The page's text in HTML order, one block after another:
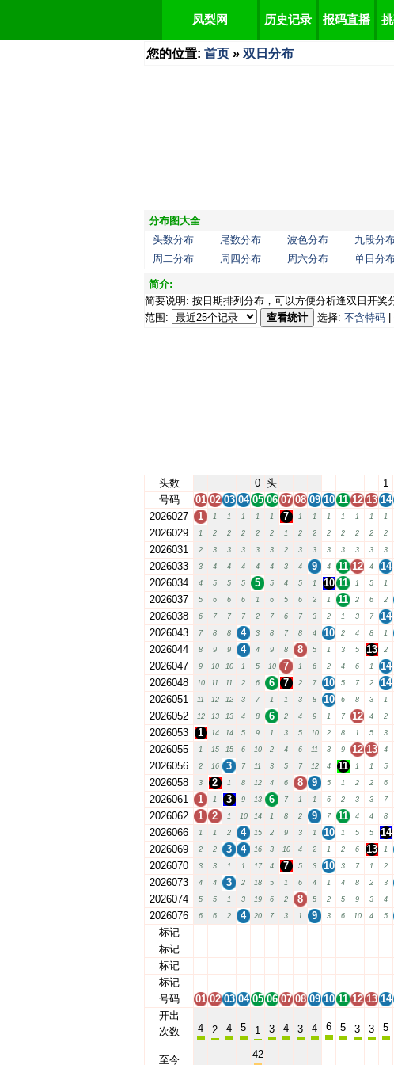
凤梨网 历史记录 报码直播
您的位置: 首页 » 双日分布
分布图大全
头数分布
尾数分布 波色分布 九段分
周二分布
周四分布 周六分布 单日分
简介:
简要说明: 按日期排列分布，可以方便分析逢双日开奖
范围:
查看统计 选择: 不含特码
头数 0 头 1
号码
01 02 03 04 05 06 07 08 09 10 11 12 13 14
2026027
1 1 1 1 1 1 7 1 1 1 1 1 1 1
2026029 1 2 2 2 2 2 1 2 2 2 2 2 2 2
2026031
2 3 3 3 3 3 2 3 3 3 3 3 3 3
2026033 3 4 4 4 4 4 3 4 9 4 11 12 4 14
2026034 4 5 5 5 5 5 4 5 1 10 11 1 5 1
2026037 5 6 6 6 1 6 5 6 2 1 11 2 6 2
2026038 6 7 7 7 2 7 6 7 3 2 1 3 7 14
2026043 7 8 8 4 3 8 7 8 4 10 2 4 8 1
2026044 8 9 9 4 4 9 8 8 5 1 3 5 13 2
2026047 9 10 10 1 5 10 7 1 6 2 4 6 1 14
2026048 10 11 11 2 6 6 7 2 7 10 5 7 2 14
2026051 11 12 12 3 7 1 1 3 8 10 6 8 3 1
2026052 12 13 13 4 8 6 2 4 9 1 7 12 4 2
2026053 1 14 14 5 9 1 3 5 10 2 8 1 5 3
2026055 1 15 15 6 10 2 4 6 11 3 9 12 13 4
2026056 2 16 3 7 11 3 5 7 12 4 11 1 1 5
2026058 3 2 1 8 12 4 6 8 9 5 1 2 2 6
2026061
1 1 3 9 13 6 7 1 1 6 2 3 3 7
2026062
1 2 1 10 14 1 8 2 9 7 11 4 4 8
2026066 1 1 2 4 15 2 9 3 1 10 1 5 5 14
2026069 2 2 3 4 16 3 10 4 2 1 2 6 13 1
2026070
3 3 1 1 17 4 7 5 3 10 3 7 1 2
2026073 4 4 3 2 18 5 1 6 4 1 4 8 2 3
2026074 5 5 1 3 19 6 2 8 5 2 5 9 3 4
2026076 6 6 2 4 20 7 3 1 9 3 6 10 4 5
标记
标记
标记
标记
号码
01 02 03 04 05 06 07 08 09 10 11 12 13 14
开出
次数
4 2 4 5 1 3 4 3 4 6 5 3 3 5
至今 42